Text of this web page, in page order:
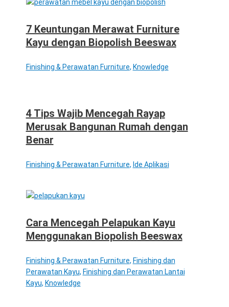
7 Keuntungan Merawat Furniture
Kayu dengan Biopolish Beeswax
Finishing & Perawatan Furniture, Knowledge
4 Tips Wajib Mencegah Rayap
Merusak Bangunan Rumah dengan
Benar
Finishing & Perawatan Furniture, Ide Aplikasi
Cara Mencegah Pelapukan Kayu
Menggunakan Biopolish Beeswax
Finishing & Perawatan Furniture, Finishing dan
Perawatan Kayu, Finishing dan Perawatan Lantai
Kayu, Knowledge